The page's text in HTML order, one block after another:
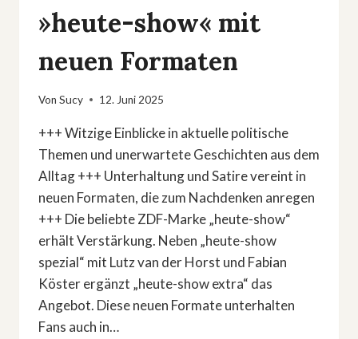
»heute-show« mit
neuen Formaten
Von Sucy 12. Juni 2025
+++ Witzige Einblicke in aktuelle politische
Themen und unerwartete Geschichten aus dem
Alltag +++ Unterhaltung und Satire vereint in
neuen Formaten, die zum Nachdenken anregen
+++ Die beliebte ZDF-Marke „heute-show“
erhält Verstärkung. Neben „heute-show
spezial“ mit Lutz van der Horst und Fabian
Köster ergänzt „heute-show extra“ das
Angebot. Diese neuen Formate unterhalten
Fans auch in…